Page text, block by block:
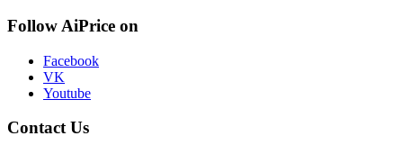
Follow AiPrice on
Facebook
VK
Youtube
Contact Us